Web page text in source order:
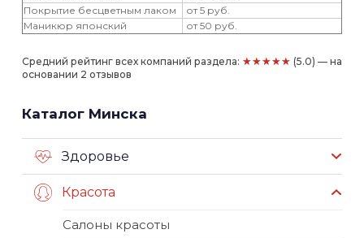
Покрытие бесцветным лаком
от 5 руб.
Маникюр японский
от 50 руб.
Средний рейтинг всех компаний раздела: ★★★★★ (5.0) — на
основании 2 отзывов
Каталог Минска
Здоровье
Красота
Салоны красоты